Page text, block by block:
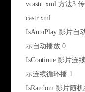
vcastr_xml 方法3
castr.xml
IsAutoPlay 影片自
示自动播放 0
IsContinue 影片连
示连续循环播 1
IsRandom 影片随